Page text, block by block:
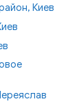
Киев